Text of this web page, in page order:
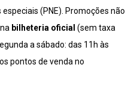
(PNE). Promoções não
na bilheteria oficial (sem taxa
a sábado: das 11h às
pontos de venda no